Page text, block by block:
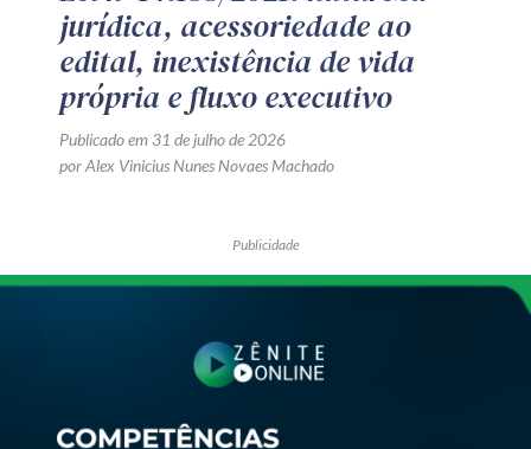
jurídica, acessoriedade ao
edital, inexistência de vida
própria e fluxo executivo
Publicado em 31 de julho de 2026
por Alex Vinicius Nunes Novaes Machado
Publicidade